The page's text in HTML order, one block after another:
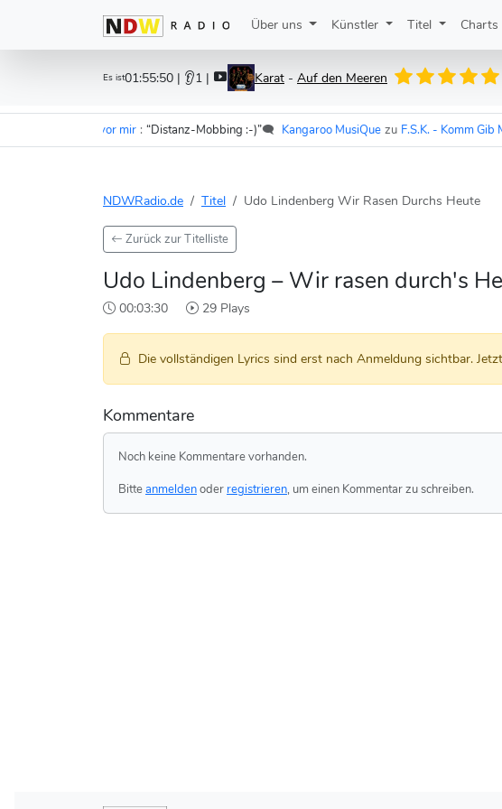
Über uns Künstler Titel Charts
Es ist01:55:50 | 👂1 | Karat - Auf den Meeren
- Im Wagen vor mir : “Distanz-Mobbing :-)”🗨️ Kangaroo MusiQue zu F.S.K. - Komm Gib Mir
NDWRadio.de Titel Udo Lindenberg Wir Rasen Durchs Heute
Zurück zur Titelliste
Udo Lindenberg – Wir rasen durch's
00:03:30 29 Plays
Die vollständigen Lyrics sind erst nach Anmeldung sichtbar. Jetzt
Kommentare
Noch keine Kommentare vorhanden.
Bitteanmeldenoder registrieren, um einen Kommentar zu schreiben.